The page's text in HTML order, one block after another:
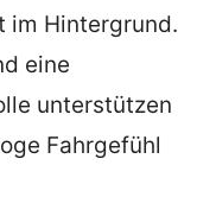
im Hintergrund.
eine
unterstützen
Fahrgefühl